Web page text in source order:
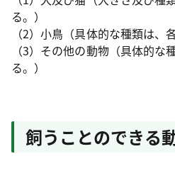
る。）
（2）小鳥（具体的な種類は、
（3）その他の動物（具体的
る。）
飼うことのできる